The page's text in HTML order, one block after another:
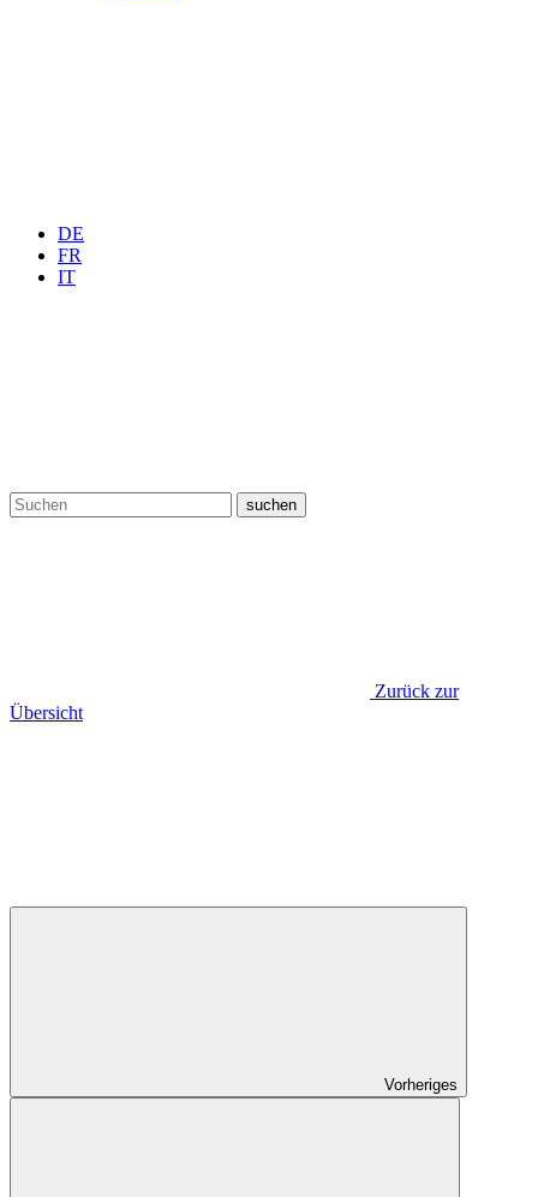
DE
FR
IT
suchen
Zurück zur
Übersicht
Vorheriges